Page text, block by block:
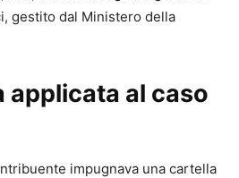
gestito dal Ministero della
applicata al caso
impugnava una cartella